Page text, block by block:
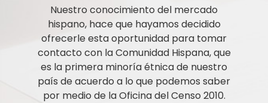
Nuestro conocimiento del mercado
hispano, hace que hayamos decidido
ofrecerle esta oportunidad para tomar
contacto con la Comunidad Hispana, que
es la primera minoría étnica de nuestro
país de acuerdo a lo que podemos saber
por medio de la Oficina del Censo 2010.